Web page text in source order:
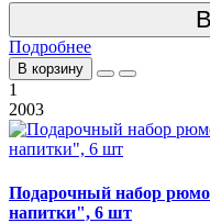
Подробнее
В корзину
1
2003
Подарочный набор
напитки", 6 шт